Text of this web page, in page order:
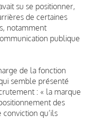
su se positionner,
de certaines
notamment
publique
de la fonction
semble présenté
: « la marque
des
qu’ils